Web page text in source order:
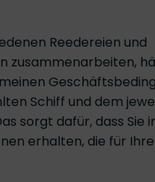
Reedereien und
zusammenarbeiten,
Schiff und dem
sorgt dafür, dass Sie
erhalten, die für